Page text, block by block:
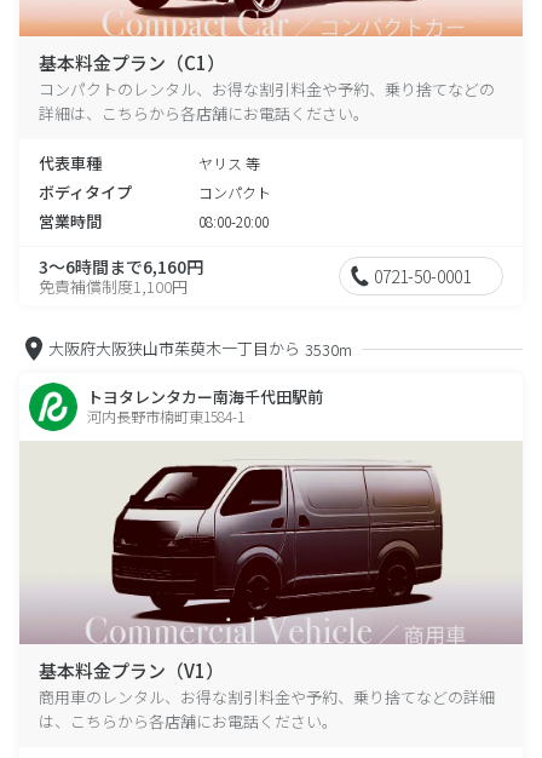
基本料金プラン（C1）
コンパクトのレンタル、お得な割引料金や予約、乗り捨てなどの
詳細は、こちらから各店舗にお電話ください。
代表車種 ヤリス 等
ボディタイプ コンパクト
営業時間 08:00-20:00
3～6時間まで6,160円
免責補償制度1,100円 0721-50-0001
大阪府大阪狭山市茱萸木一丁目から 3530m
トヨタレンタカー南海千代田駅前
河内長野市楠町東1584-1
基本料金プラン（V1）
商用車のレンタル、お得な割引料金や予約、乗り捨てなどの詳細
は、こちらから各店舗にお電話ください。